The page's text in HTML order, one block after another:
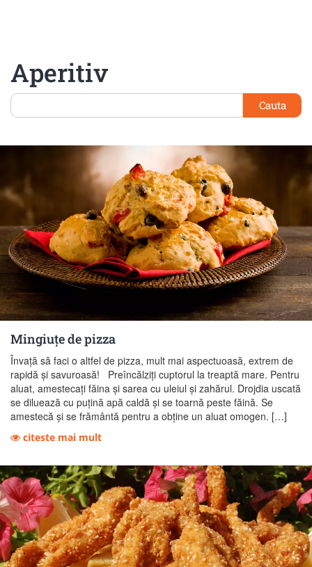
Aperitiv
Cauta
Mingiuțe de pizza
Învață să faci o altfel de pizza, mult mai aspectuoasă, extrem de
rapidă și savuroasă! Preîncălziți cuptorul la treaptă mare. Pentru
aluat, amestecați făina și sarea cu uleiul şi zahărul. Drojdia uscată
se diluează cu puţină apă caldă şi se toarnă peste făină. Se
amestecă şi se frământă pentru a obţine un aluat omogen. […]
citeste mai mult